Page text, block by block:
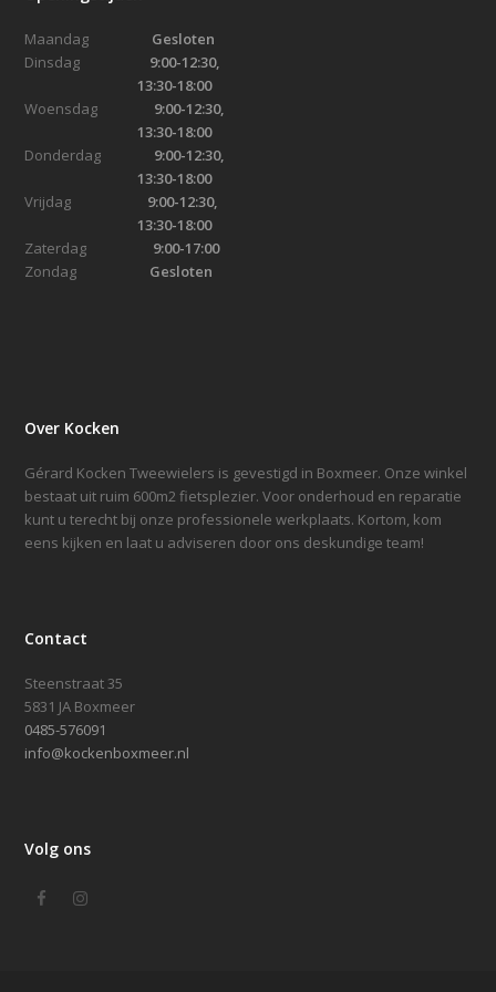
Maandag Gesloten
Dinsdag 9:00-12:30,
13:30-18:00
Woensdag
9:00-12:30,
13:30-18:00
Donderdag 9:00-12:30,
13:30-18:00
Vrijdag 9:00-12:30,
13:30-18:00
Zaterdag 9:00-17:00
Zondag Gesloten
Over Kocken
Gérard Kocken Tweewielers is gevestigd in Boxmeer. Onze winkel
bestaat uit ruim 600m2 fietsplezier. Voor onderhoud en reparatie
kunt u terecht bij onze professionele werkplaats. Kortom, kom
eens kijken en laat u adviseren door ons deskundige team!
Contact
Steenstraat 35
5831 JA Boxmeer
0485-576091
info@kockenboxmeer.nl
Volg ons
FacebookInstagram